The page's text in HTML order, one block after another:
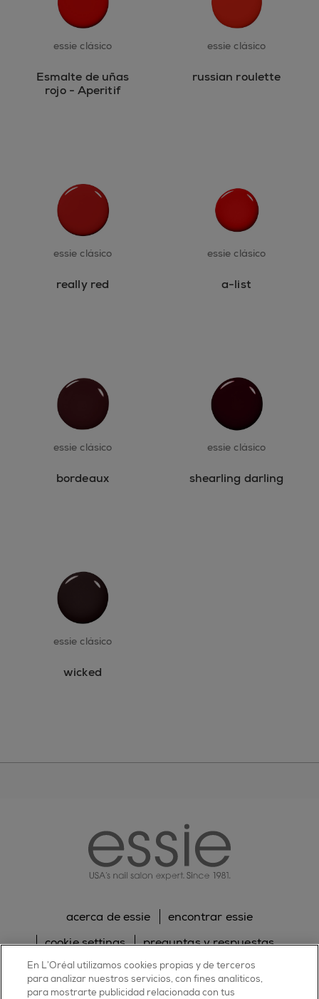
essie clásico
Esmalte de uñas
rojo - Aperitif
essie clásico
russian roulette
essie clásico
really red
essie clásico
a-list
essie clásico
bordeaux
essie clásico
shearling darling
essie clásico
wicked
acerca de essie
encontrar essie
cookie settings
preguntas y respuestas
sitemap
contacta con nosotros
política de cookies
política de privacidad
En L’Oréal utilizamos cookies propias y de terceros
para analizar nuestros servicios, con fines analíticos,
para mostrarte publicidad relacionada con tus